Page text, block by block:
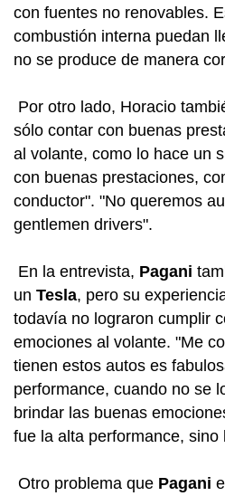
con fuentes no renovables.
combustión interna puedan
no se produce de manera
Por otro lado, Horacio
sólo contar con buenas
al volante, como lo hace un
con buenas prestaciones,
conductor". "No queremos
gentlemen drivers".
En la entrevista, Pagani
un Tesla, pero su
todavía no lograron cumplir
emociones al volante. "Me
tienen estos autos es
performance, cuando no se
brindar las buenas
fue la alta performance,
Otro problema que Pagani